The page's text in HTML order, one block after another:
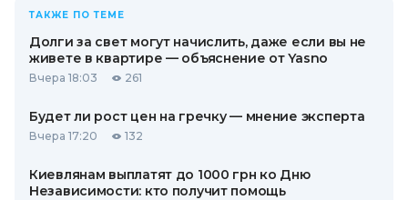
ТАКЖЕ ПО ТЕМЕ
Долги за свет могут начислить, даже если вы не
живете в квартире — объяснение от Yasno
Вчера 18:03 261
Будет ли рост цен на гречку — мнение эксперта
Вчера 17:20 132
Киевлянам выплатят до 1000 грн ко Дню
Независимости: кто получит помощь